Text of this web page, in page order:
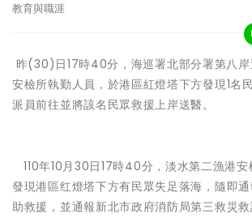
教育與職涯
昨(30)日17時40分，海巡署北部分署第八
安檢所執勤人員，於港區紅燈塔下方發現1名
派員前往並將該名民眾救援上岸送醫。
110年10月30日17時40分，淡水第二漁港安
發現港區红燈塔下方有民眾失足落海，隨即
助救援，並通報新北市政府消防局第三救災